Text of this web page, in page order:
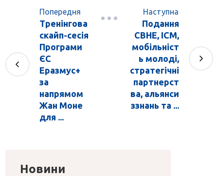
Попередня
Тренінгова
скайп-сесія
Програми
ЄС
Еразмус+
за
напрямом
Жан Моне
для ...
Наступна
Подання
СВНЕ, ІСМ,
мобільніст
ь молоді,
стратегічні
партнерст
ва, альянси
ззнань та ...
Новини